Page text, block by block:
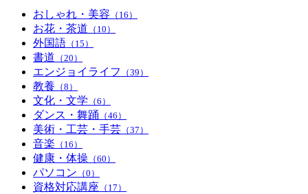
おしゃれ・美容 （16）
お花・茶道 （10）
外国語 （15）
書道 （20）
エンジョイライフ （39）
教養 （8）
文化・文学 （6）
ダンス・舞踊 （46）
美術・工芸・手芸 （37）
音楽 （16）
健康・体操 （60）
パソコン （0）
資格対応講座 （17）